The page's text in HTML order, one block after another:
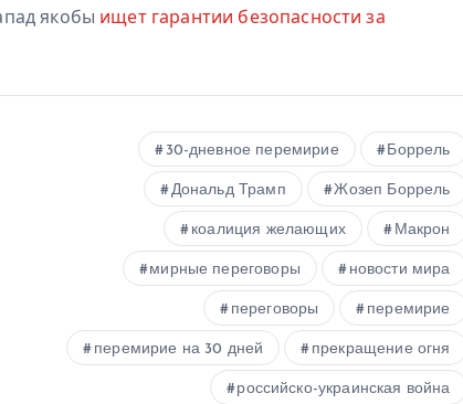
якобы ищет гарантии безопасности за
30-дневное перемирие Боррель
Дональд Трамп Жозеп Боррель
коалиция желающих Макрон
мирные переговоры новости мира
переговоры перемирие
перемирие на 30 дней прекращение огня
российско-украинская война